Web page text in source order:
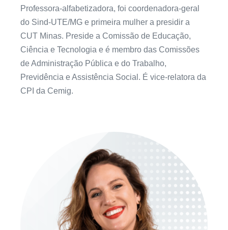
Professora-alfabetizadora, foi coordenadora-geral
do Sind-UTE/MG e primeira mulher a presidir a
CUT Minas. Preside a Comissão de Educação,
Ciência e Tecnologia e é membro das Comissões
de Administração Pública e do Trabalho,
Previdência e Assistência Social. É vice-relatora da
CPI da Cemig.